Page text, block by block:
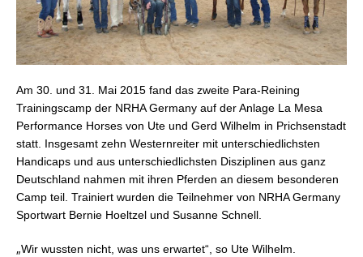
Am 30. und 31. Mai 2015 fand das zweite Para-Reining
Trainingscamp der NRHA Germany auf der Anlage La Mesa
Performance Horses von Ute und Gerd Wilhelm in Prichsenstadt
statt. Insgesamt zehn Westernreiter mit unterschiedlichsten
Handicaps und aus unterschiedlichsten Disziplinen aus ganz
Deutschland nahmen mit ihren Pferden an diesem besonderen
Camp teil. Trainiert wurden die Teilnehmer von NRHA Germany
Sportwart Bernie Hoeltzel und Susanne Schnell.
„Wir wussten nicht, was uns erwartet“, so Ute Wilhelm.